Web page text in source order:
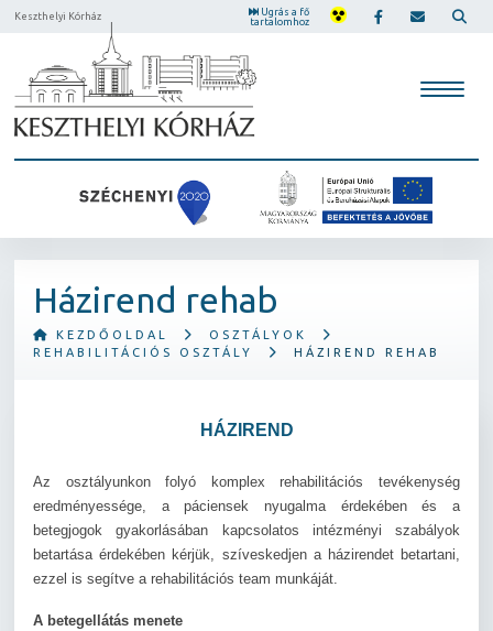
Keszthelyi Kórház
Ugrás a fő
tartalomhoz
Házirend rehab
KEZDŐOLDAL
OSZTÁLYOK
REHABILITÁCIÓS OSZTÁLY
HÁZIREND REHAB
HÁZIREND
Az osztályunkon folyó komplex rehabilitációs tevékenység
eredményessége, a páciensek nyugalma érdekében és a
betegjogok gyakorlásában kapcsolatos intézményi szabályok
betartása érdekében kérjük, szíveskedjen a házirendet betartani,
ezzel is segítve a rehabilitációs team munkáját.
A betegellátás menete